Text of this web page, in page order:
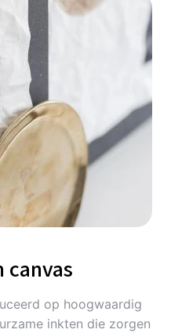
canvas
op hoogwaardig
inkten die zorgen